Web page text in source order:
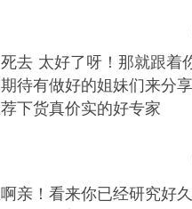
去 太好了呀！那就跟着
待有做好的姐妹们来分
下货真价实的好专家
亲！看来你已经研究好